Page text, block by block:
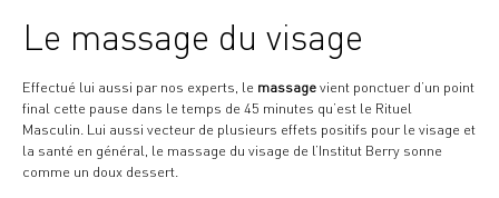
Le massage du visage
Effectué lui aussi par nos experts, le massagevient ponctuer d’un point
final cette pause dans le temps de 45 minutes qu’est le Rituel
Masculin. Lui aussi vecteur de plusieurs effets positifs pour le visage et
la santé en général, le massage du visage de l’Institut Berry sonne
comme un doux dessert.